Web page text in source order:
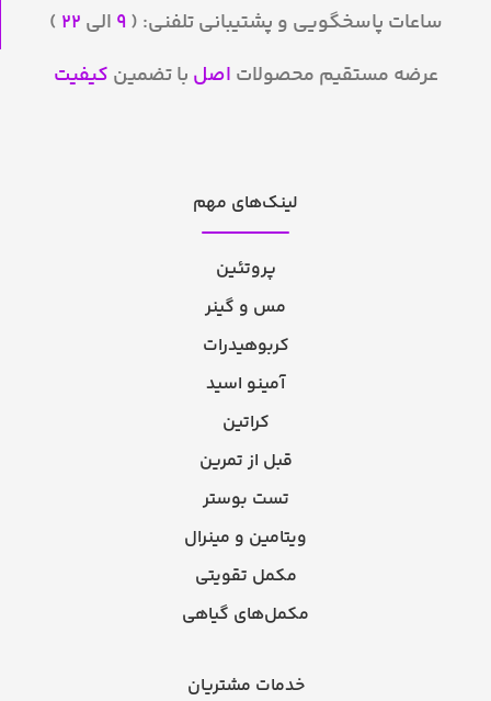
ساعات پاسخگویی و پشتیبانی تلفنی: ( ۹ الی ۲۲ )
عرضه مستقیم محصولات اصل با تضمین کیفیت
لینک‌های مهم
پروتئین
مس و گینر
کربوهیدرات
آمینو اسید
کراتین
قبل از تمرین
تست بوستر
ویتامین و مینرال
مکمل تقویتی
مکمل‌های گیاهی
خدمات مشتریان